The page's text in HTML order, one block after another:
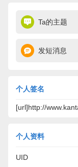
Ta的主题
发短消息
个人签名
[url]http://
个人资料
UID